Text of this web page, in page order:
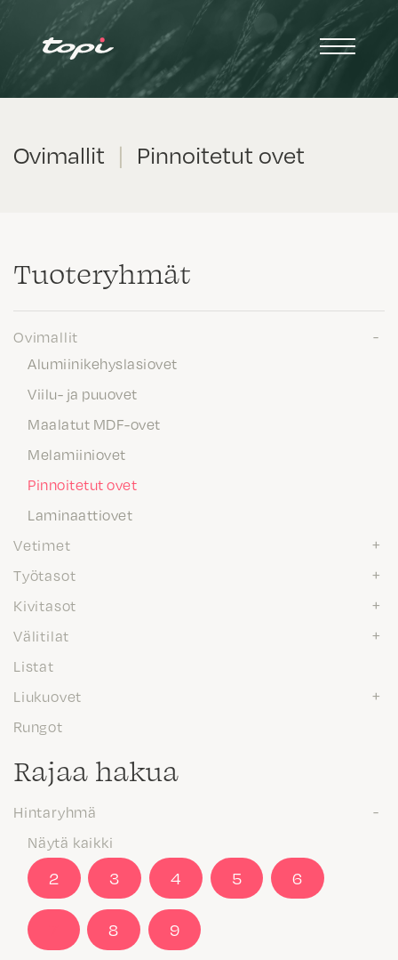
Ovimallit | Pinnoitetut ovet
Tuote­ryhmät
Ovimallit
Alumiinikehyslasiovet
Viilu- ja puuovet
Maalatut MDF-ovet
Melamiiniovet
Pinnoitetut ovet
Laminaattiovet
Vetimet
Työtasot
Kivitasot
Välitilat
Listat
Liukuovet
Rungot
Rajaa hakua
Hintaryhmä
Näytä kaikki
2 3 4 5 6
8 9